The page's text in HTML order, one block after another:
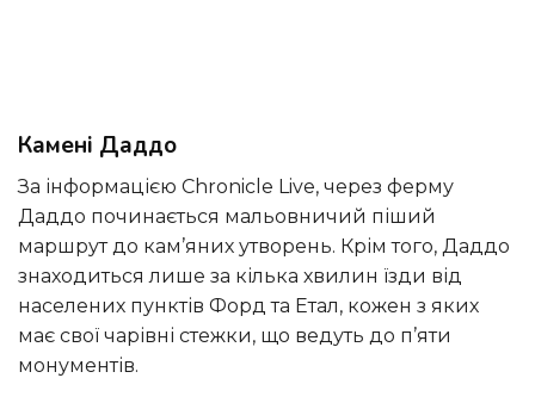
Камені Даддо
За інформацією Chronicle Live, через ферму
Даддо починається мальовничий піший
маршрут до кам’яних утворень. Крім того, Даддо
знаходиться лише за кілька хвилин їзди від
населених пунктів Форд та Етал, кожен з яких
має свої чарівні стежки, що ведуть до п’яти
монументів.